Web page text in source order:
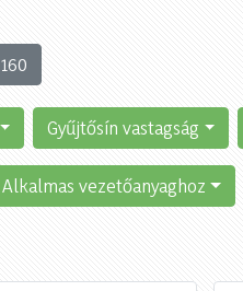
160
Gyűjtősín vastagság
Alkalmas vezetőanyaghoz